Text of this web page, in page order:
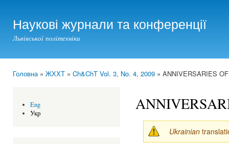
Наукові журнали та конференції
Львівської політехніки
Головна» ЖХХТ » Ch&ChT Vol. 3, No. 4, 2009 » ANNIVERSARIES
Eng
Укр
Ukrainian